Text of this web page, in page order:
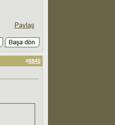
Paylaş
#6845